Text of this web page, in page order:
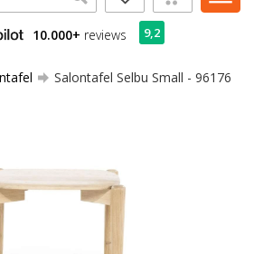
10.000+ reviews 9,2
Salontafel Selbu Small - 96176